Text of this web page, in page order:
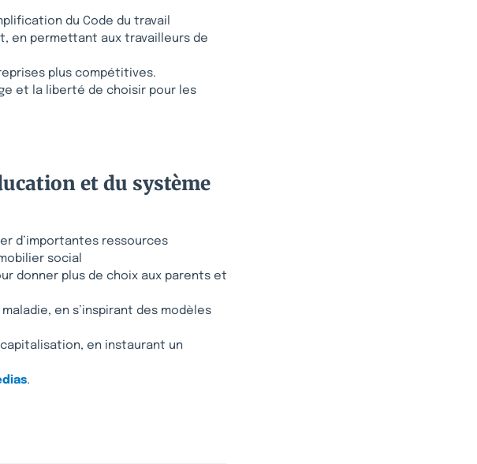
du Code du travail
en permettant aux travailleurs de
plus compétitives.
et la liberté de choisir pour les
et du système
d’importantes ressources
social
donner plus de choix aux parents et
en s’inspirant des modèles
en instaurant un
.